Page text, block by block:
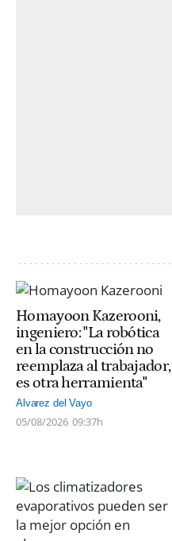
Homayoon Kazerooni,
ingeniero: "La robótica
en la construcción no
reemplaza al trabajador,
es otra herramienta"
Alvarez del Vayo
05/08/2026 09:37h